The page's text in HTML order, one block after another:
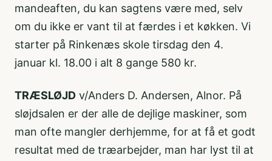
mandeaften, du kan sagtens være med, selv
om du ikke er vant til at færdes i et køkken. Vi
starter på Rinkenæs skole tirsdag den 4.
januar kl. 18.00 i alt 8 gange 580 kr.
TRÆSLØJD v/Anders D. Andersen, Alnor. På
sløjdsalen er der alle de dejlige maskiner, som
man ofte mangler derhjemme, for at få et godt
resultat med de træarbejder, man har lyst til at